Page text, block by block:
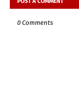
0 Comments